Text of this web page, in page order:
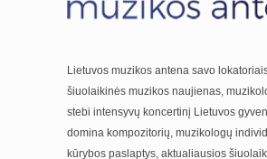
Lietuvos muzikos antena savo
šiuolaikinės muzikos naujienas,
stebi intensyvų koncertinį Lietuvos
domina kompozitorių, muzikologų
kūrybos paslaptys, aktualiausios